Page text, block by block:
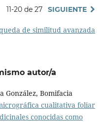
11-20 de 27 SIGUIENTE
de similitud avanzada
autor/a
González, Bomifacia
cualitativa foliar
conocidas como